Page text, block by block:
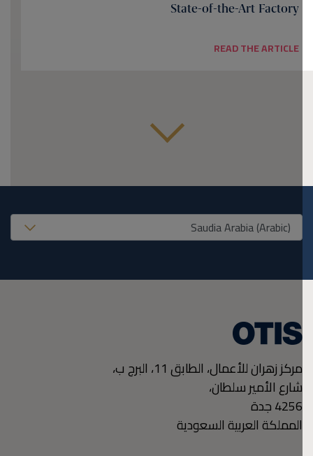
State-of-the-Art Factory
READ THE ARTICLE
United States (EN)
مركز زهران للأعمال، الطابق 11، البرج ب،
شارع الأمير سلطان،
4256جدة
المملكة العربية السعودية